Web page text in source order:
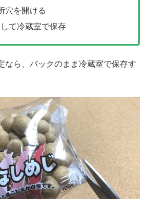
穴を開ける
て冷蔵室で保存
なら、パックのまま冷蔵室で保存す